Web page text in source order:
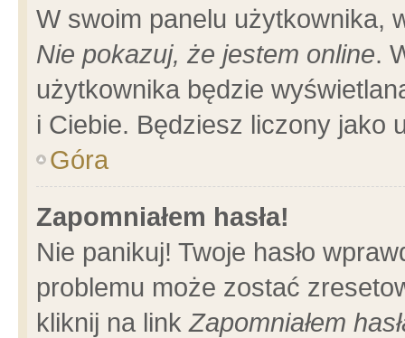
W swoim panelu użytkownika,
Nie pokazuj, że jestem online.
użytkownika będzie
i Ciebie. Będziesz liczony jako
Góra
Zapomniałem hasła!
Nie panikuj! Twoje hasło
problemu może zostać
kliknij na linkZapomniałem